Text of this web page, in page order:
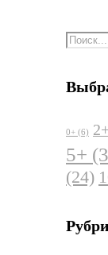
0+ (6)
5+
(24)